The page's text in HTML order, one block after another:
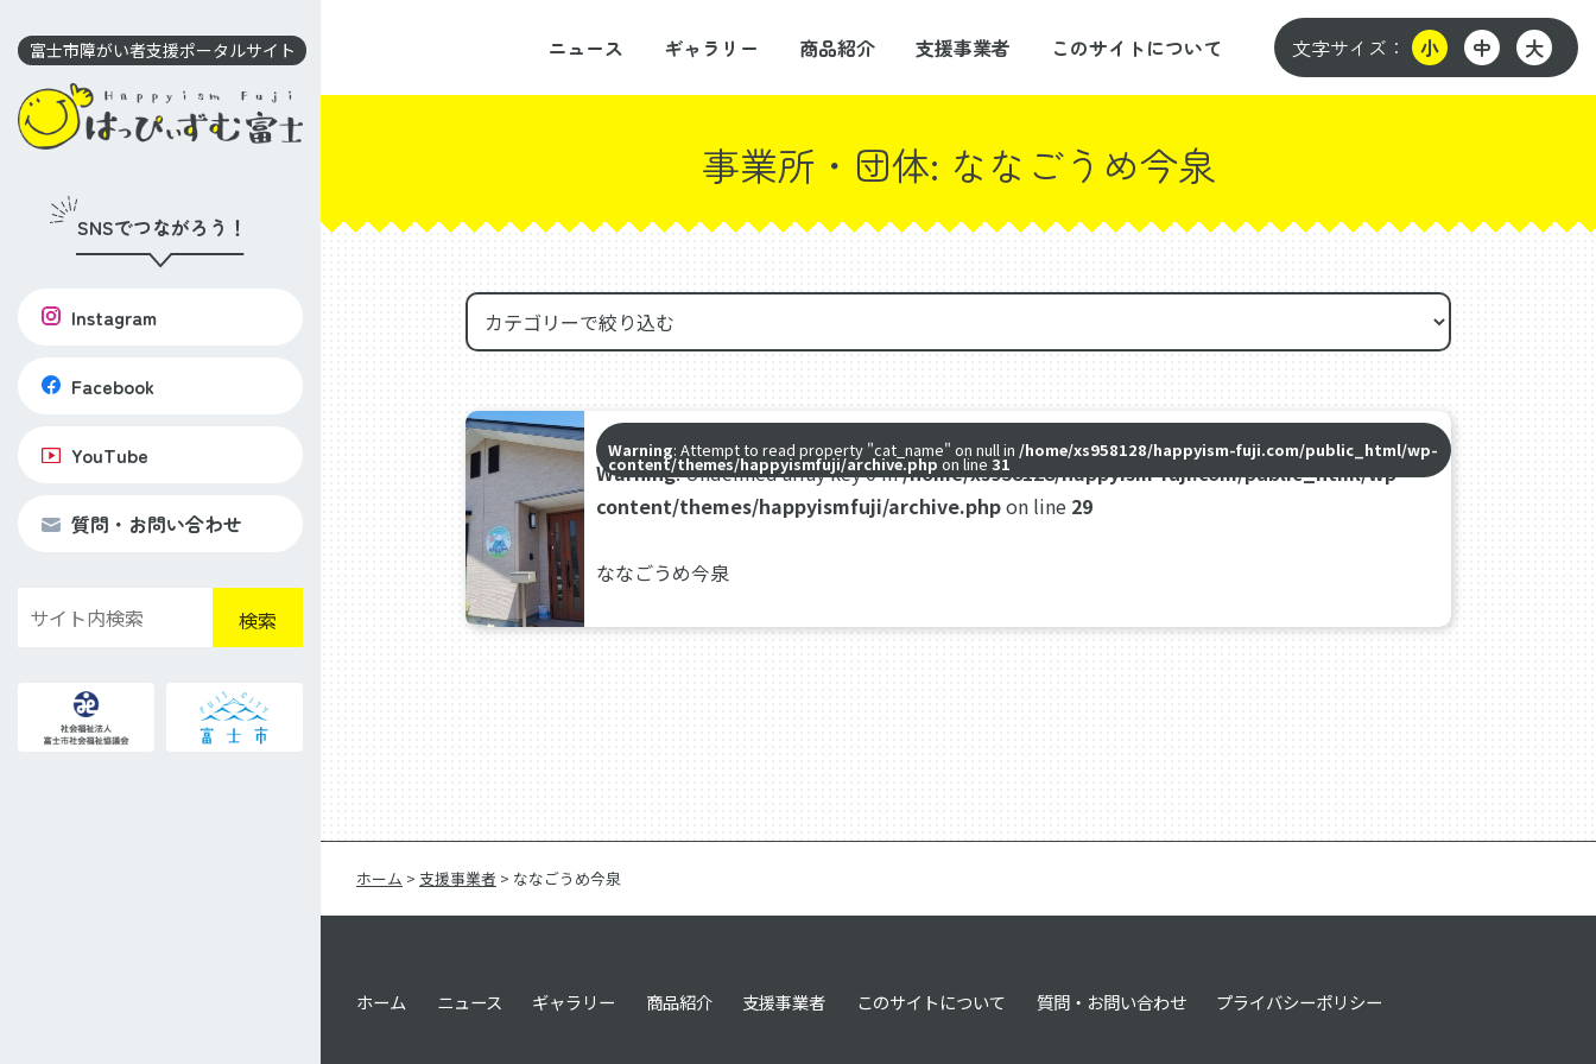
富士市障がい者支援ポータルサイト
SNSでつながろう！
Instagram
Facebook
YouTube
質問・お問い合わせ
検索
ニュース ギャラリー 商品紹介 支援事業者 このサイトについて 文字サイズ： 小 中 大
事業所・団体: ななごうめ今泉
Warning: Undefined array key 0 in/home/xs958128/happyism-fuji.com/public_html/wp-
content/themes/happyismfuji/archive.phpon line 29
Warning: Attempt to read property "cat_name" on null in/home/xs958128/happyism-fuji.com/public_html/wp-
content/themes/happyismfuji/archive.phpon line31
2023年11月17日
ななごうめ今泉
ホーム > 支援事業者 > ななごうめ今泉
ホーム ニュース ギャラリー 商品紹介 支援事業者 このサイトについて 質問・お問い合わせ プライバシーポリシー